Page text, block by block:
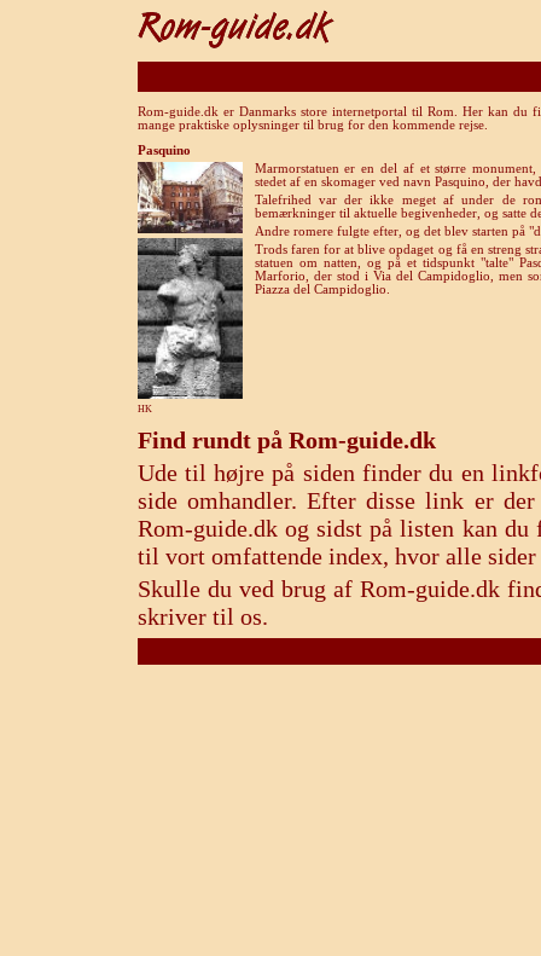
Rom-guide.dk er Danmarks store internetportal til Rom. Her kan du
mange praktiske oplysninger til brug for den kommende rejse.
Pasquino
Marmorstatuen er en del af et større
stedet af en skomager ved navn Pasquino, der
Talefrihed var der ikke meget af under de
bemærkninger til aktuelle begivenheder, og satte
Andre romere fulgte efter, og det blev starten på
Trods faren for at blive opdaget og få en streng
statuen om natten, og på et tidspunkt "talte"
Marforio, der stod i Via del Campidoglio, men
Piazza del Campidoglio.
HK
Find rundt på Rom-guide.dk
Ude til højre på siden finder du en
side omhandler. Efter disse link er
Rom-guide.dk og sidst på listen kan
til vort omfattende index, hvor alle
Skulle du ved brug af Rom-guide.dk
skriver til os.